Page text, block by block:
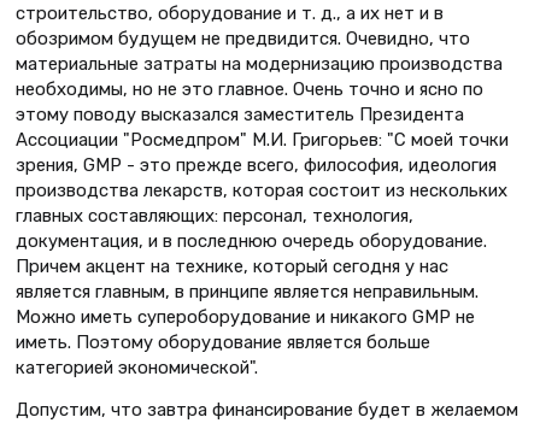
строительство, оборудование и т. д., а их нет и в
обозримом будущем не предвидится. Очевидно, что
материальные затраты на модернизацию производства
необходимы, но не это главное. Очень точно и ясно по
этому поводу высказался заместитель Президента
Ассоциации "Росмедпром" М.И. Григорьев: "С моей точки
зрения, GMP - это прежде всего, философия, идеология
производства лекарств, которая состоит из нескольких
главных составляющих: персонал, технология,
документация, и в последнюю очередь оборудование.
Причем акцент на технике, который сегодня у нас
является главным, в принципе является неправильным.
Можно иметь супероборудование и никакого GMP не
иметь. Поэтому оборудование является больше
категорией экономической".
Допустим, что завтра финансирование будет в желаемом